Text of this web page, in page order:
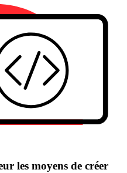
les moyens de créer